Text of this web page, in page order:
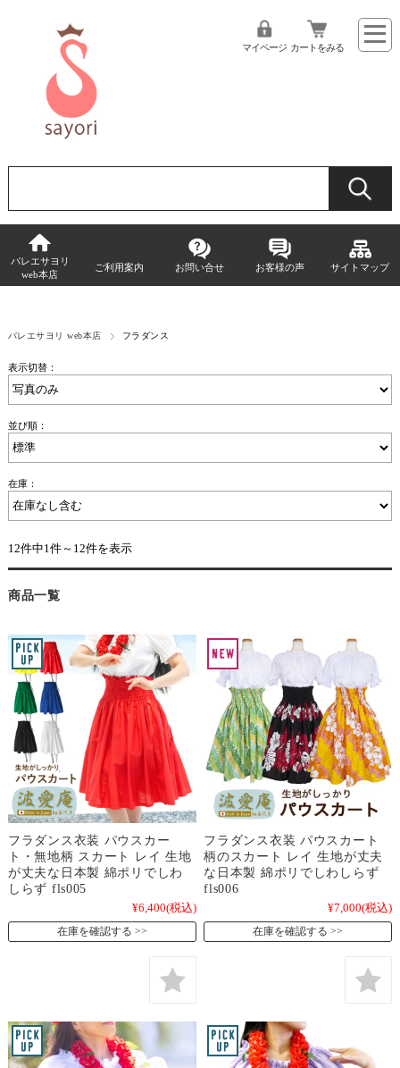
マイページ カートをみる
バレエサヨリ
web本店
ご利用案内 お問い合せ お客様の声 サイトマップ
バレエサヨリ web本店 フラダンス
表示切替：
並び順：
在庫：
12件中1件～12件を表示
商品一覧
フラダンス衣装 パウスカー
ト・無地柄 スカート レイ 生地
が丈夫な日本製 綿ポリでしわ
しらず fls005
¥6,400(税込)
在庫を確認する
フラダンス衣装 パウスカート
柄のスカート レイ 生地が丈夫
な日本製 綿ポリでしわしらず
fls006
¥7,000(税込)
在庫を確認する